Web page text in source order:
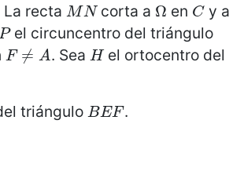
La recta M N
MN corta a Ω
Ω en C
C y a
Pel circuncentro del triángulo
F ≠ A
F≠A . Sea H
Hel ortocentro del
triángulo BEF
BEF .